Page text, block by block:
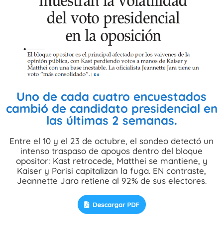
Uno de cada cuatro encuestados
cambió de candidato presidencial en
las últimas 2 semanas.
Entre el 10 y el 23 de octubre, el sondeo detectó un
intenso traspaso de apoyos dentro del bloque
opositor: Kast retrocede, Matthei se mantiene, y
Kaiser y Parisi capitalizan la fuga. EN contraste,
Jeannette Jara retiene al 92% de sus electores.